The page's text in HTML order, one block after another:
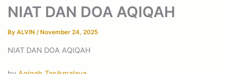
NIAT DAN DOA AQIQAH
By ALVIN / November 24, 2025
NIAT DAN DOA AQIQAH